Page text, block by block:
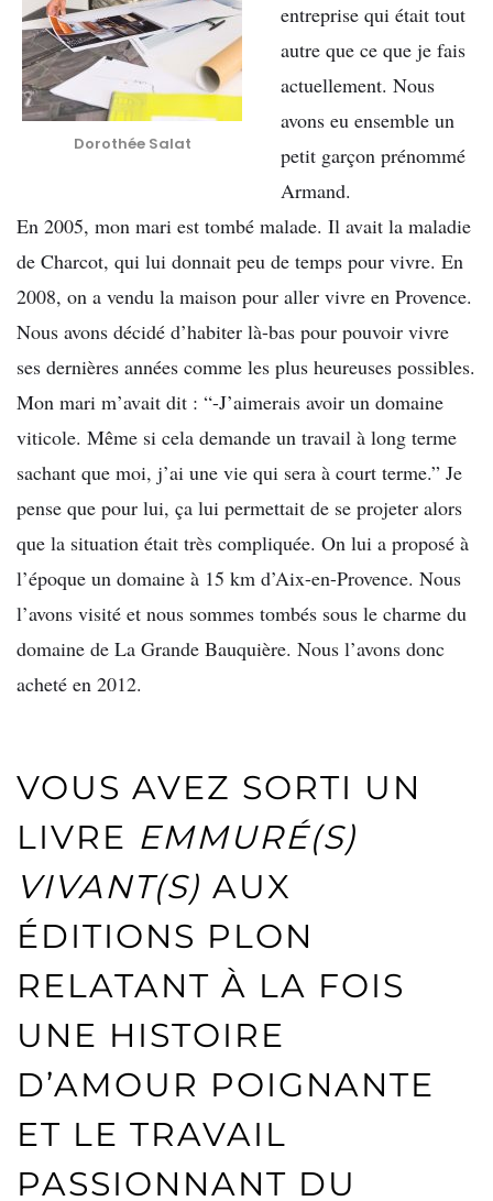
Dorothée Salat
entreprise qui était tout
autre que ce que je fais
actuellement. Nous
avons eu ensemble un
petit garçon prénommé
Armand.
En 2005, mon mari est tombé malade. Il avait la maladie
de Charcot, qui lui donnait peu de temps pour vivre. En
2008, on a vendu la maison pour aller vivre en Provence.
Nous avons décidé d’habiter là-bas pour pouvoir vivre
ses dernières années comme les plus heureuses possibles.
Mon mari m’avait dit : “-J’aimerais avoir un domaine
viticole. Même si cela demande un travail à long terme
sachant que moi, j’ai une vie qui sera à court terme.” Je
pense que pour lui, ça lui permettait de se projeter alors
que la situation était très compliquée. On lui a proposé à
l’époque un domaine à 15 km d’Aix-en-Provence. Nous
l’avons visité et nous sommes tombés sous le charme du
domaine de La Grande Bauquière. Nous l’avons donc
acheté en 2012.
VOUS AVEZ SORTI UN
LIVRE EMMURÉ(S)
VIVANT(S) AUX
ÉDITIONS PLON
RELATANT À LA FOIS
UNE HISTOIRE
D’AMOUR POIGNANTE
ET LE TRAVAIL
PASSIONNANT DU